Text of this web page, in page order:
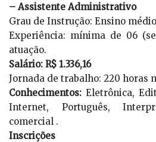
– Assistente Administrativo
Grau de Instrução: Ensino
Experiência: mínima de 06
atuação.
Salário: R$ 1.336,16
Jornada de trabalho: 220 horas
Conhecimentos: Eletrônica,
Internet, Português,
comercial .
Inscrições